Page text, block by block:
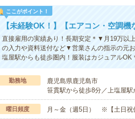
ここがポイント！
【未経験OK！】【エアコン・空調
直接雇用の実績あり！長期安定＊▼月19万以
の入力や資料送付など▼営業さんの指示の元
塩屋駅からも徒歩圏内！服装はカジュアルOK
勤務地
鹿児島県鹿児島市
笹貫駅から徒歩8分／上塩屋駅
曜日頻度 月～金（週5日） ※【土日祝